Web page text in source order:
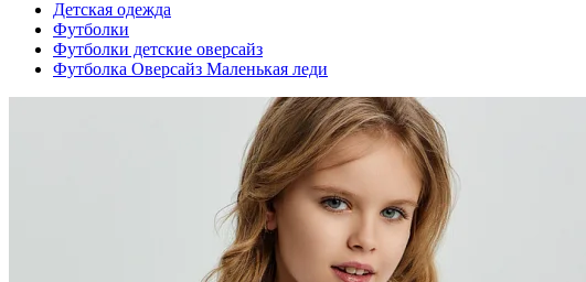
Детская одежда
Футболки
Футболки детские оверсайз
Футболка Оверсайз Маленькая леди